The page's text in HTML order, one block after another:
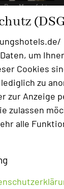
um
Cookies
zu
zur Anzeige
zulassen
alle
BrauManufaktur
einen
Traktor-
Sie
für
Sie Ihr